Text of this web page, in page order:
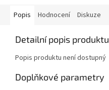
Popis Hodnocení Diskuze
Detailní popis produktu
Popis produktu není dostupný
Doplňkové parametry